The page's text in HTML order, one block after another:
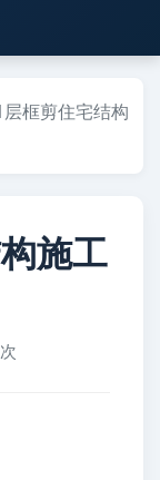
层框剪住宅结构
施工